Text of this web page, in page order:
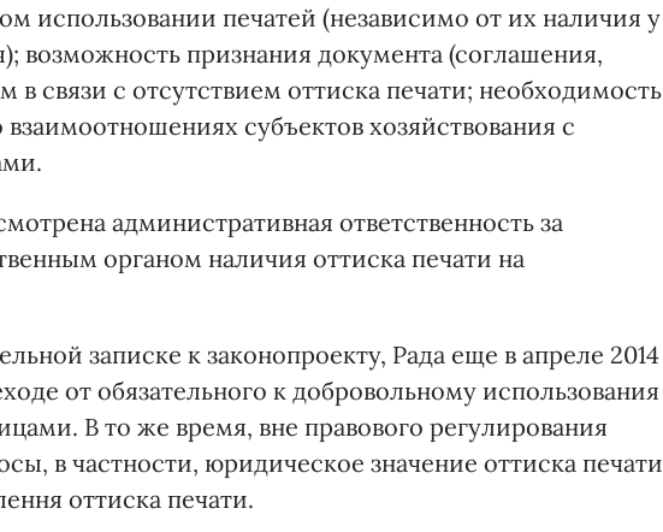
использовании печатей (независимо от их наличия у
возможность признания документа (соглашения,
в связи с отсутствием оттиска печати; необходимость
взаимоотношениях субъектов хозяйствования с
административная ответственность за
органом наличия оттиска печати на
записке к законопроекту, Рада еще в апреле 2014
от обязательного к добровольному использования
В то же время, вне правового регулирования
в частности, юридическое значение оттиска печати
оттиска печати.